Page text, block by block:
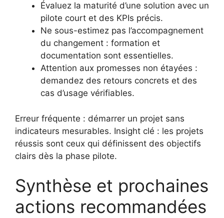
Évaluez la maturité d’une solution avec un
pilote court et des KPIs précis.
Ne sous-estimez pas l’accompagnement
du changement : formation et
documentation sont essentielles.
Attention aux promesses non étayées :
demandez des retours concrets et des
cas d’usage vérifiables.
Erreur fréquente : démarrer un projet sans
indicateurs mesurables. Insight clé : les projets
réussis sont ceux qui définissent des objectifs
clairs dès la phase pilote.
Synthèse et prochaines
actions recommandées